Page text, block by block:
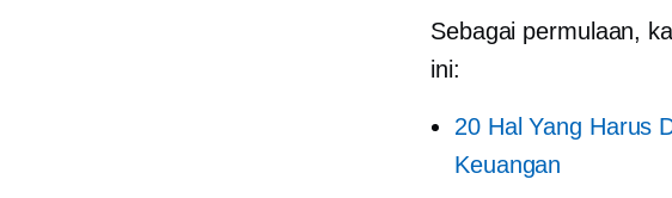
Sebagai permulaan,
ini:
20 Hal Yang Harus
Keuangan